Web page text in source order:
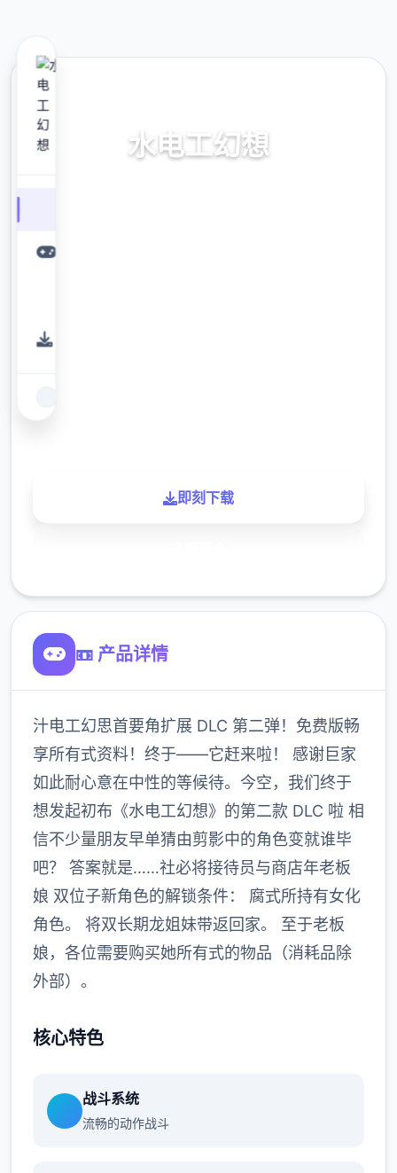
水电工幻想
即刻下载
📼 产品详情
汁电工幻思首要角扩展 DLC 第二弹！免费版畅
享所有式资料！终于——它赶来啦！ 感谢巨家
如此耐心意在中性的等候待。今空，我们终于
想发起初布《水电工幻想》的第二款 DLC 啦 相
信不少量朋友早单猜由剪影中的角色变就谁毕
吧？ 答案就是……社必将接待员与商店年老板
娘 双位子新角色的解锁条件： 腐式所持有女化
角色。 将双长期龙姐妹带返回家。 至于老板
娘，各位需要购买她所有式的物品（消耗品除
外部）。
核心特色
战斗系统
流畅的动作战斗